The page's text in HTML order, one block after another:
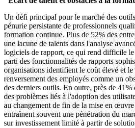
Un défi principal pour le marché des
pénurie persistante de professionnels
formation continue. Plus de 52% des
une lacune de talents dans l'analyse
logiciels de rapport, ce qui rend difficile
parti des fonctionnalités de rapports
organisations identifient le coût élevé et
renversement des employés comme un
des derniers outils. En outre, près de 41%
des problèmes liés à l'adoption des
au changement de fin de la mise en
entraînent souvent une pénétration du
sur investissement limité à partir de